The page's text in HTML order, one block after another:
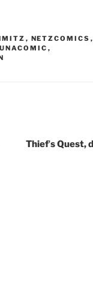
, NETZCOMICS ,
,
Thiefʼs Quest,